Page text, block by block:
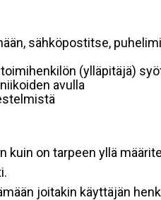
sähköpostitse,
(ylläpitäjä)
avulla
kuin on tarpeen yllä
joitakin käyttäjän